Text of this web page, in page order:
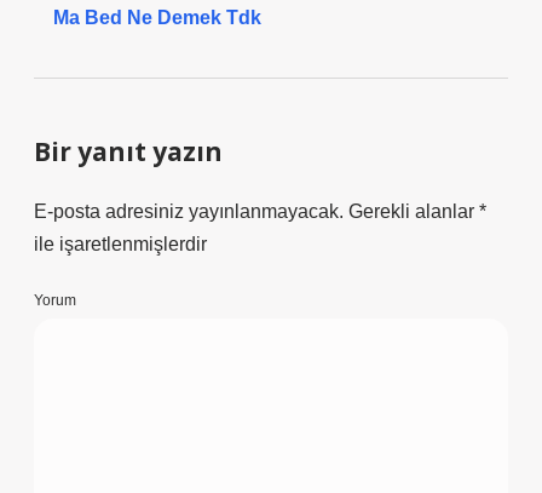
Ma Bed Ne Demek Tdk
Bir yanıt yazın
E-posta adresiniz yayınlanmayacak. Gerekli alanlar *
ile işaretlenmişlerdir
Yorum